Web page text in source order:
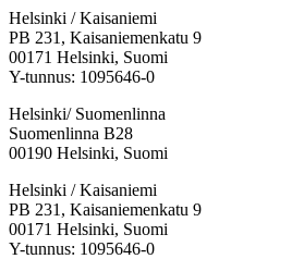
Helsinki / Kaisaniemi
PB 231, Kaisaniemenkatu 9
00171 Helsinki, Suomi
Y-tunnus: 1095646-0
Helsinki/ Suomenlinna
Suomenlinna B28
00190 Helsinki, Suomi
Facebook:
Avataan
uuteen
välilehteen
Instagram:
Avataan
uuteen
välilehteen
TikTok:
Avataan
uuteen
välilehteen
Youtube:
Avataan
uuteen
välilehteen
Vimeo:
Avataan
uuteen
välilehteen
Helsinki / Kaisaniemi
PB 231, Kaisaniemenkatu 9
00171 Helsinki, Suomi
Y-tunnus: 1095646-0